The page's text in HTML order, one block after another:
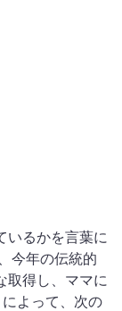
いるかを言葉に
今年の伝統的
取得し、ママに
よって、次の